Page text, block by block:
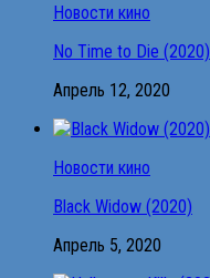
Новости кино
No Time to Die (2020)
Апрель 12, 2020
Новости кино
Black Widow (2020)
Апрель 5, 2020